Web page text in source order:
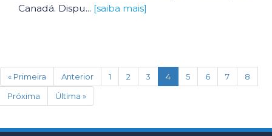
Canadá. Dispu... [saiba mais]
« Primeira Anterior 1 2 3 4(current)
5 6 7
8
Próxima
Última »